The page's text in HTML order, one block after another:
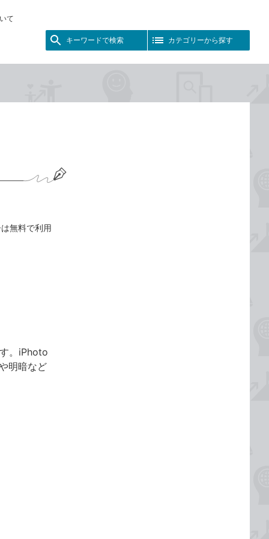
て
キーワードで検索 カテゴリーから探す
無料で利用
。iPhoto
明暗など